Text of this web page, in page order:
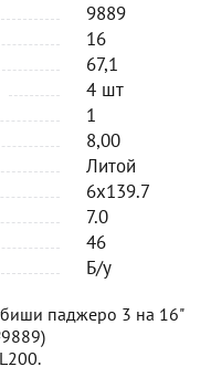
9889
16
67,1
4 шт
1
8,00
Литой
6x139.7
7.0
46
Б/у
паджеро 3 на 16"